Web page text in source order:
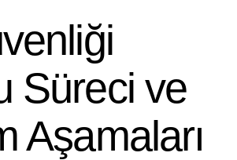
Süreci ve
Aşamaları